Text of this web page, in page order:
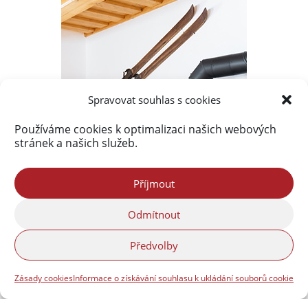
Spravovat souhlas s cookies
Používáme cookies k optimalizaci našich webových
stránek a našich služeb.
Příjmout
Odmítnout
Předvolby
Zásady cookiesInformace o získávání souhlasu k ukládání souborů cookie